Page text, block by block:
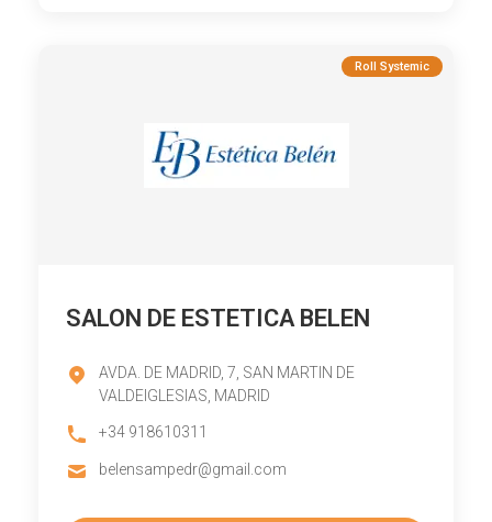
Roll Systemic
SALON DE ESTETICA BELEN
AVDA. DE MADRID, 7, SAN MARTIN DE
VALDEIGLESIAS, MADRID
+34 918610311
belensampedr@gmail.com